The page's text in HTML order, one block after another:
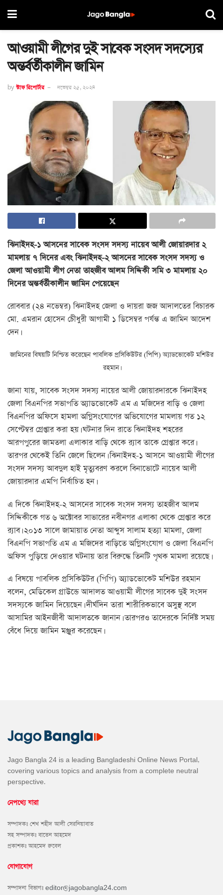
আওয়ামী লীগের দুই সাবেক সংসদ সদস্যের
অন্তর্বর্তীকালীন জামিন
by স্টাফ রিপোর্টার নভেম্বর ২৫, ২০২৪
ঝিনাইদহ-১ আসনের সাবেক সংসদ সদস্য নায়েব আলী জোয়ারদার ২
মামলায় ৭ দিনের এবং ঝিনাইদহ-২ আসনের সাবেক সংসদ সদস্য ও
জেলা আওয়ামী লীগ নেতা তাহজীব আলম সিদ্দিকী সমি ৩ মামলায় ২০
দিনের অন্তর্বর্তীকালীন জামিন পেয়েছেন
রোববার (২৪ নভেম্বর) ঝিনাইদহ জেলা ও দায়রা জজ আদালতের বিচারক
মো. এমরান হোসেন চেীধুরী আগামী ১ ডিসেম্বর পর্যন্ত এ জামিন আদেশ
দেন।
জামিনের বিষয়টি নিশ্চিত করেছেন পাবলিক প্রসিকিউটর (পিপি) অ্যাডভোকেট মশিউর
রহমান।
জানা যায়, সাবেক সংসদ সদস্য নায়ের আলী জোয়ারদারকে ঝিনাইদহ
জেলা বিএনপির সভাপতি অ্যাডভোকেট এম এ মজিদের বাড়ি ও জেলা
বিএনপির অফিসে হামলা অগ্নিসংযোগের অভিযোগের মামলায় গত ১২
সেপ্টেম্বর গ্রেপ্তার করা হয়। ঘটনার দিন রাতে ঝিনাইদহ শহরের
আরপপুরের জামতলা এলাকার বাড়ি থেকে র‍্যাব তাকে গ্রেপ্তার করে।
তারপর থেকেই তিনি জেলে ছিলেন। ঝিনাইদহ-১ আসনে আওয়ামী লীগের
সংসদ সদস্য আবদুল হাই মৃত্যুবরণ করলে বিনাভোটে নায়েব আলী
জোয়ারদার এমপি নির্বাচিত হন।
এ দিকে ঝিনাইদহ-২ আসনের সাবেক সংসদ সদস্য তাহজীব আলম
সিদ্দিকীকে গত ৬ অক্টোবর সাভারের নবীনগর এলাকা থেকে গ্রেপ্তার করে
র‍্যাব। ২০১৩ সালে জামায়াত নেতা আব্দুস সালাম হত্যা মামলা, জেলা
বিএনপি সভাপতি এম এ মজিদের বাড়িতে অগ্নিসংযোগ ও জেলা বিএনপি
অফিস পুড়িয়ে দেওয়ার ঘটনায় তার বিরুদ্ধে তিনটি পৃথক মামলা রয়েছে।
এ বিষয়ে পাবলিক প্রসিকিউটর (পিপি) অ্যাডভোকেট মশিউর রহমান
বলেন, মেডিকেল গ্রাউন্ডে আদালত আওয়ামী লীগের সাবেক দুই সংসদ
সদস্যকে জামিন দিয়েছেন। দীর্ঘদিন তারা শারীরিকভাবে অসুস্থ বলে
আসামির আইনজীবী আদালতকে জানান। তারপরও তাদেরকে নির্দিষ্ট সময়
বেঁধে দিয়ে জামিন মঞ্জুর করেছেন।
Jago Bangla 24 is a leading Bangladeshi Online News Portal,
covering various topics and analysis from a complete neutral
perspective.
নেপথ্যে যারা
সম্পাদকঃ শেখ শহীদ আলী সেরনিয়াবাত
সহ সম্পাদকঃ বাতেন আহমেদ
প্রকাশকঃ আহমেদ রুবেল
যোগাযোগ
সম্পাদনা বিভাগঃ editor@jagobangla24.com